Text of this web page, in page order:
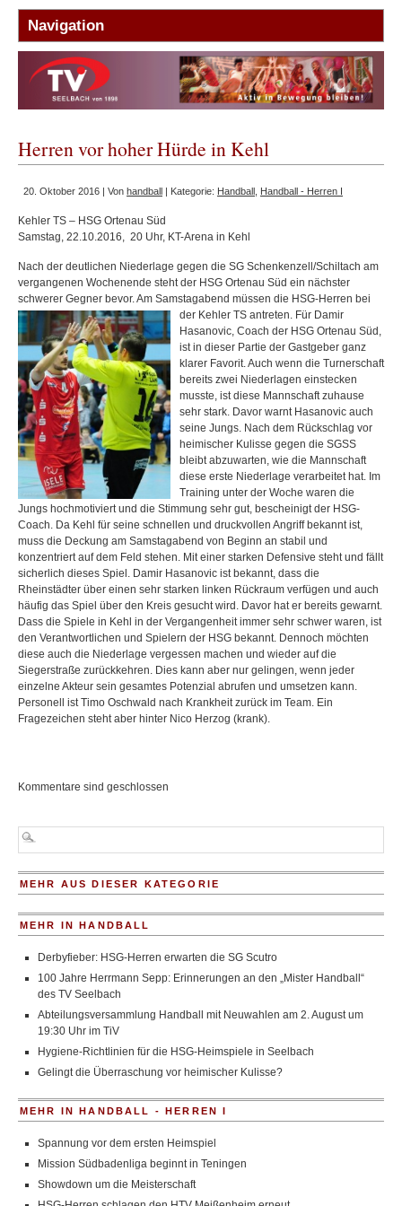
Herren vor hoher Hürde in Kehl
20. Oktober 2016 | Von handball | Kategorie: Handball Handball - Herren I
Kehler TS – HSG Ortenau Süd
Samstag, 22.10.2016, 20 Uhr, KT-Arena in Kehl
Nach der deutlichen Niederlage gegen die SG Schenkenzell/Schiltach am
vergangenen Wochenende steht der HSG Ortenau Süd ein nächster
schwerer Gegner bevor. Am Samstagabend müssen die HSG-Herren bei
der Kehler TS antreten. Für Damir
Hasanovic, Coach der HSG Ortenau Süd,
ist in dieser Partie der Gastgeber ganz
klarer Favorit. Auch wenn die Turnerschaft
bereits zwei Niederlagen einstecken
musste, ist diese Mannschaft zuhause
sehr stark. Davor warnt Hasanovic auch
seine Jungs. Nach dem Rückschlag vor
heimischer Kulisse gegen die SGSS
bleibt abzuwarten, wie die Mannschaft
diese erste Niederlage verarbeitet hat. Im
Training unter der Woche waren die
Jungs hochmotiviert und die Stimmung sehr gut, bescheinigt der HSG-
Coach. Da Kehl für seine schnellen und druckvollen Angriff bekannt ist,
muss die Deckung am Samstagabend von Beginn an stabil und
konzentriert auf dem Feld stehen. Mit einer starken Defensive steht und fällt
sicherlich dieses Spiel. Damir Hasanovic ist bekannt, dass die
Rheinstädter über einen sehr starken linken Rückraum verfügen und auch
häufig das Spiel über den Kreis gesucht wird. Davor hat er bereits gewarnt.
Dass die Spiele in Kehl in der Vergangenheit immer sehr schwer waren, ist
den Verantwortlichen und Spielern der HSG bekannt. Dennoch möchten
diese auch die Niederlage vergessen machen und wieder auf die
Siegerstraße zurückkehren. Dies kann aber nur gelingen, wenn jeder
einzelne Akteur sein gesamtes Potenzial abrufen und umsetzen kann.
Personell ist Timo Oschwald nach Krankheit zurück im Team. Ein
Fragezeichen steht aber hinter Nico Herzog (krank).
Kommentare sind geschlossen
MEHR AUS DIESER KATEGORIE
MEHR IN HANDBALL
Derbyfieber: HSG-Herren erwarten die SG Scutro
100 Jahre Herrmann Sepp: Erinnerungen an den „Mister Handball“
des TV Seelbach
Abteilungsversammlung Handball mit Neuwahlen am 2. August um
19:30 Uhr im TiV
Hygiene-Richtlinien für die HSG-Heimspiele in Seelbach
Gelingt die Überraschung vor heimischer Kulisse?
MEHR IN HANDBALL - HERREN I
Spannung vor dem ersten Heimspiel
Mission Südbadenliga beginnt in Teningen
Showdown um die Meisterschaft